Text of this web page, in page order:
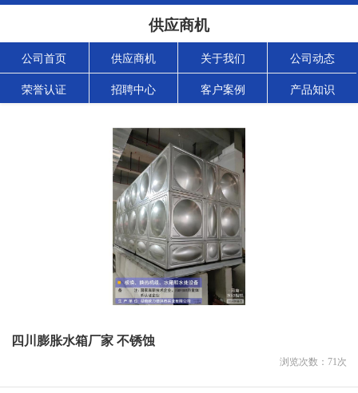
供应商机
公司首页 供应商机 关于我们 公司动态
荣誉认证 招聘中心 客户案例 产品知识
四川膨胀水箱厂家 不锈蚀
浏览次数： 71次